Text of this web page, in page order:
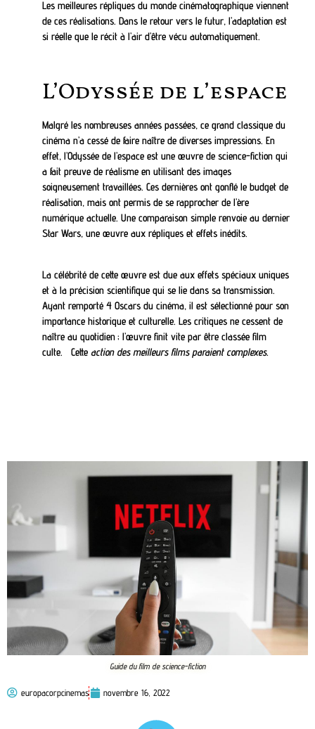
Les meilleures répliques du monde cinématographique viennent
de ces réalisations. Dans le retour vers le futur, l’adaptation est
si réelle que le récit à l’air d’être vécu automatiquement.
L’Odyssée de l’espace
Malgré les nombreuses années passées, ce grand classique du
cinéma n’a cessé de faire naître de diverses impressions. En
effet, l’Odyssée de l’espace est une œuvre de science-fiction qui
a fait preuve de réalisme en utilisant des images
soigneusement travaillées. Ces dernières ont gonflé le budget de
réalisation, mais ont permis de se rapprocher de l’ère
numérique actuelle. Une comparaison simple renvoie au dernier
Star Wars, une œuvre aux répliques et effets inédits.
La célébrité de cette œuvre est due aux effets spéciaux uniques
et à la précision scientifique qui se lie dans sa transmission.
Ayant remporté 4 Oscars du cinéma, il est sélectionné pour son
importance historique et culturelle. Les critiques ne cessent de
naître au quotidien ; l’œuvre finit vite par être classée film
culte. Cette action des meilleurs films paraient complexes.
Guide du film de science-fiction
europacorpcinemas novembre 16, 2022